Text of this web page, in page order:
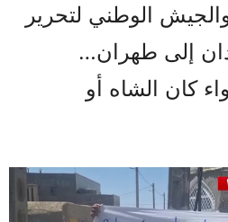
الوطني لتحرير
إلى طهران…
كان الشاه أو